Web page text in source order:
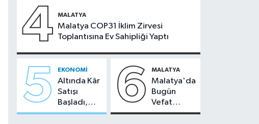
Bugün
Çekiliyor
2026
4 MALATYA
Malatya COP31 İklim Zirvesi
Toplantısına Ev Sahipliği Yaptı
5 EKONOMI
Altında Kâr
Satışı
Başladı,
Malatya'da
6 MALATYA
Malatya'da
Bugün
Vefat
Edenler -